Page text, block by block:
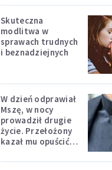
Skuteczna
modlitwa w
sprawach trudnych
i beznadziejnych
W dzień odprawiał
Mszę, w nocy
prowadził drugie
życie. Przełożony
kazał mu opuścić